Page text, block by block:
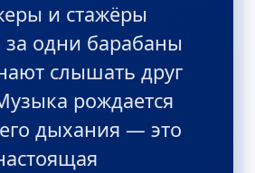
и стажёры
за одни барабаны
слышать друг
рождается
дыхания — это